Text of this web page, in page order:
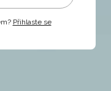
Přihlaste se